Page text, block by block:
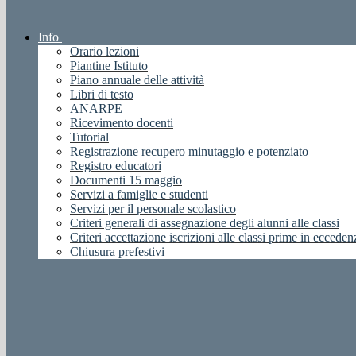
Info
Orario lezioni
Piantine Istituto
Piano annuale delle attività
Libri di testo
ANARPE
Ricevimento docenti
Tutorial
Registrazione recupero minutaggio e potenziato
Registro educatori
Documenti 15 maggio
Servizi a famiglie e studenti
Servizi per il personale scolastico
Criteri generali di assegnazione degli alunni alle classi
Criteri accettazione iscrizioni alle classi prime in
Chiusura prefestivi